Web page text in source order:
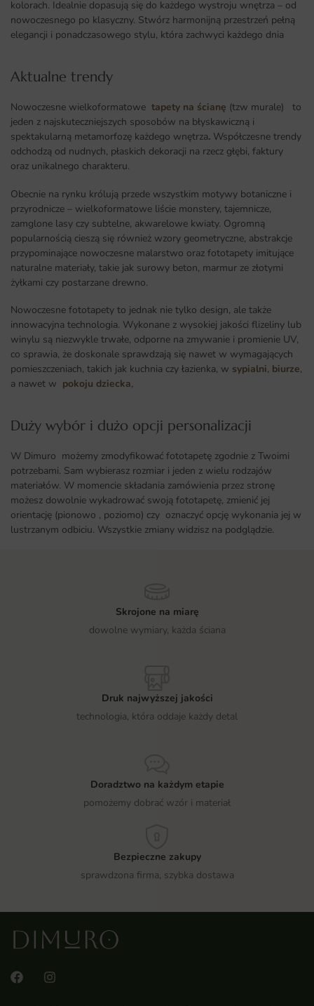
kolorach. Idealnie dopasują się do każdego wystroju wnętrza – od
nowoczesnego po klasyczny. Stwórz harmonijną przestrzeń pełną
elegancji i ponadczasowego stylu, która zachwyci każdego dnia
Aktualne trendy​
Nowoczesne wielkoformatowe tapety na ścianę (tzw murale) to
jeden z najskuteczniejszych sposobów na błyskawiczną i
spektakularną metamorfozę każdego wnętrza. Współczesne trendy
odchodzą od nudnych, płaskich dekoracji na rzecz głębi, faktury
oraz unikalnego charakteru.
Obecnie na rynku królują przede wszystkim motywy botaniczne i
przyrodnicze – wielkoformatowe liście monstery, tajemnicze,
zamglone lasy czy subtelne, akwarelowe kwiaty. Ogromną
popularnością cieszą się również wzory geometryczne, abstrakcje
przypominające nowoczesne malarstwo oraz fototapety imitujące
naturalne materiały, takie jak surowy beton, marmur ze złotymi
żyłkami czy postarzane drewno.
Nowoczesne fototapety to jednak nie tylko design, ale także
innowacyjna technologia. Wykonane z wysokiej jakości flizeliny lub
winylu są niezwykle trwałe, odporne na zmywanie i promienie UV,
co sprawia, że doskonale sprawdzają się nawet w wymagających
pomieszczeniach, takich jak kuchnia czy łazienka, w sypialni, biurze,
a nawet w pokoju dziecka,
Duży wybór i dużo opcji personalizacji ​
W Dimuro możemy zmodyfikować fototapetę zgodnie z Twoimi
potrzebami. Sam wybierasz rozmiar i jeden z wielu rodzajów
materiałów. W momencie składania zamówienia przez stronę
możesz dowolnie wykadrować swoją fototapetę, zmienić jej
orientację (pionowo , poziomo) czy oznaczyć opcję wykonania jej w
lustrzanym odbiciu. Wszystkie zmiany widzisz na podglądzie.
Skrojone na miarę
dowolne wymiary, każda ściana
Druk najwyższej jakości
technologia, która oddaje każdy detal
Doradztwo na każdym etapie
pomożemy dobrać wzór i materiał
Bezpieczne zakupy
sprawdzona firma, szybka dostawa